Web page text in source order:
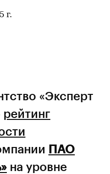
г.
«Эксперт
рейтинг
ПАО
на уровне